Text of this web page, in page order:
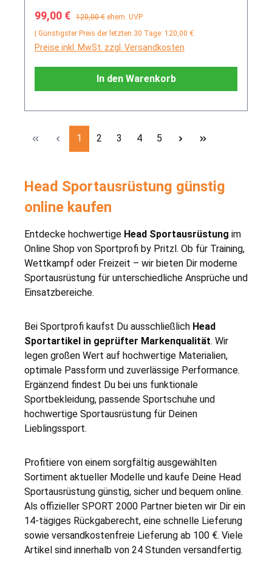
Verkaufspreis:
99,00 € Regulärer Preis:
120,00 € ehem. UVP
| Günstigster Preis der letzten 30 Tage: 120,00 €
Preise inkl. MwSt. zzgl. Versandkosten
In den Warenkorb
Seite
1 Seite
2 Seite
3 Seite
4 Seite
5
Head Sportausrüstung günstig
online kaufen
Entdecke hochwertige Head Sportausrüstung im
Online Shop von Sportprofi by Pritzl. Ob für Training,
Wettkampf oder Freizeit – wir bieten Dir moderne
Sportausrüstung für unterschiedliche Ansprüche und
Einsatzbereiche.
Bei Sportprofi kaufst Du ausschließlich Head
Sportartikel in geprüfter Markenqualität. Wir
legen großen Wert auf hochwertige Materialien,
optimale Passform und zuverlässige Performance.
Ergänzend findest Du bei uns funktionale
Sportbekleidung, passende Sportschuhe und
hochwertige Sportausrüstung für Deinen
Lieblingssport.
Profitiere von einem sorgfältig ausgewählten
Sortiment aktueller Modelle und kaufe Deine Head
Sportausrüstung günstig, sicher und bequem online.
Als offizieller SPORT 2000 Partner bieten wir Dir ein
14-tägiges Rückgaberecht, eine schnelle Lieferung
sowie versandkostenfreie Lieferung ab 100 €. Viele
Artikel sind innerhalb von 24 Stunden versandfertig.